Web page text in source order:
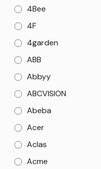
4Bee
4F
4garden
ABB
Abbyy
ABCVISION
Abeba
Acer
Aclas
Acme